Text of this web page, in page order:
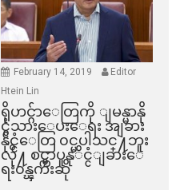
February 14, 2019
Editor
Htein Lin
ရိုဟင္ဂ်ာေတြကို ျမန္မာနို
င္ငံသားေပးေရး အျခား
နိုင္ငံေတြ ၀င္မပါသင္႔ဘူး
လို႔ စင္ကာပူနုိင္ငံျခားေ
ရး၀န္ၾကီးဆို